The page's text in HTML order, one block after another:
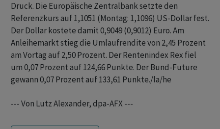
Druck. Die Europäische Zentralbank setzte den
Referenzkurs auf 1,1051 (Montag: 1,1096) US-Dollar fest.
Der Dollar kostete damit 0,9049 (0,9012) Euro. Am
Anleihemarkt stieg die Umlaufrendite von 2,45 Prozent
am Vortag auf 2,50 Prozent. Der Rentenindex Rex fiel
um 0,07 Prozent auf 124,66 Punkte. Der Bund-Future
gewann 0,07 Prozent auf 133,61 Punkte./la/he
--- Von Lutz Alexander, dpa-AFX ---